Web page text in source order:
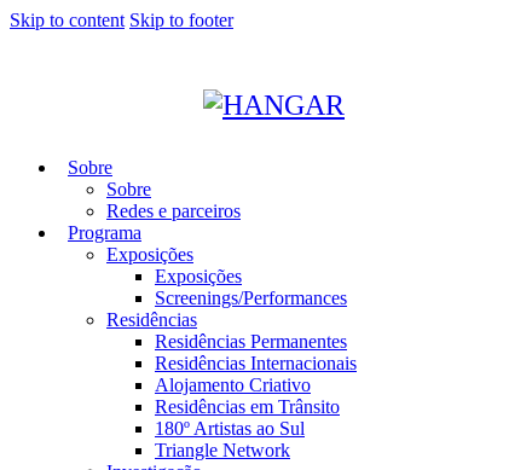
Skip to content Skip to footer
Sobre
Sobre
Redes e parceiros
Programa
Exposições
Exposições
Screenings/Performances
Residências
Residências Permanentes
Residências Internacionais
Alojamento Criativo
Residências em Trânsito
180º Artistas ao Sul
Triangle Network